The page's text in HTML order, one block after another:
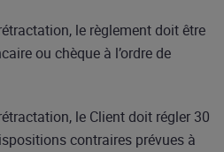
le règlement doit être
ou chèque à l’ordre de
le Client doit régler 30
contraires prévues à